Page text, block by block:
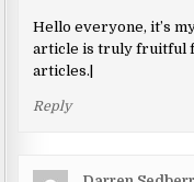
Hello everyone, it’s
article is truly fruitful
articles.|
Reply